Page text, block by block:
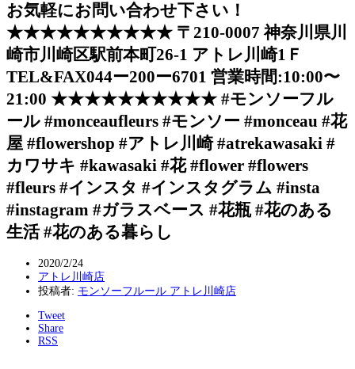
お気軽にお問い合わせ下さい！
★★★★★★★★★★ 〒210-0007 神奈川県川
崎市川崎区駅前本町26-1 アトレ川崎1Ｆ
TEL&FAX044ー200ー6701 営業時間:10:00〜
21:00 ★★★★★★★★★★ #モンソーフル
ール #monceaufleurs #モンソー #monceau #花
屋 #flowershop #アトレ川崎 #atrekawasaki #
カワサキ #kawasaki #花 #flower #flowers
#fleurs #インスタ #インスタグラム #insta
#instagram #ガラスベース #花瓶 #花のある
生活 #花のある暮らし
2020/2/24
アトレ川崎店
投稿者: モンソーフルール アトレ川崎店
Tweet
Share
RSS